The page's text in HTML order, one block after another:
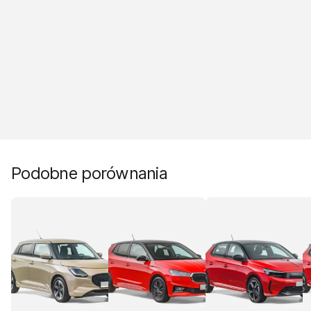
Podobne porównania